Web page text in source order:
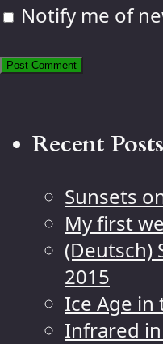
Notify me of
Recent Posts
Sunsets
My first
(Deutsch)
2015
Ice Age in
Infrared